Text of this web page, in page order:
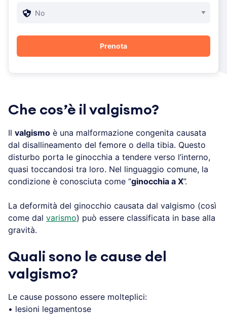
Che cos’è il valgismo?
Il valgismo è una malformazione congenita causata
dal disallineamento del femore o della tibia. Questo
disturbo porta le ginocchia a tendere verso l’interno,
quasi toccandosi tra loro. Nel linguaggio comune, la
condizione è conosciuta come “ginocchia a X”.
La deformità del ginocchio causata dal valgismo (così
come dal varismo) può essere classificata in base alla
gravità.
Quali sono le cause del
valgismo?
Le cause possono essere molteplici:
• lesioni legamentose